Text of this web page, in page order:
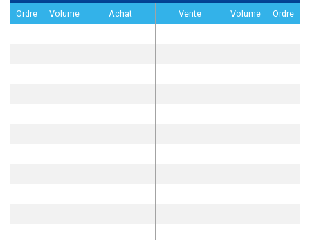
Ordre Volume Achat Vente Volume Ordre